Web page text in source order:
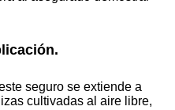
seguro se extiende a
cultivadas al aire libre,